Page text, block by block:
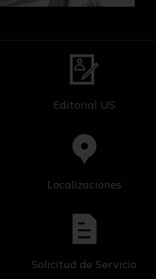
Editorial US
Localizaciones
Solicitud de Servicio